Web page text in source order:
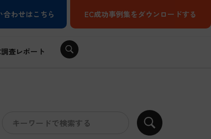
合わせはこちら EC成功事例集をダウンロードする
調査レポート